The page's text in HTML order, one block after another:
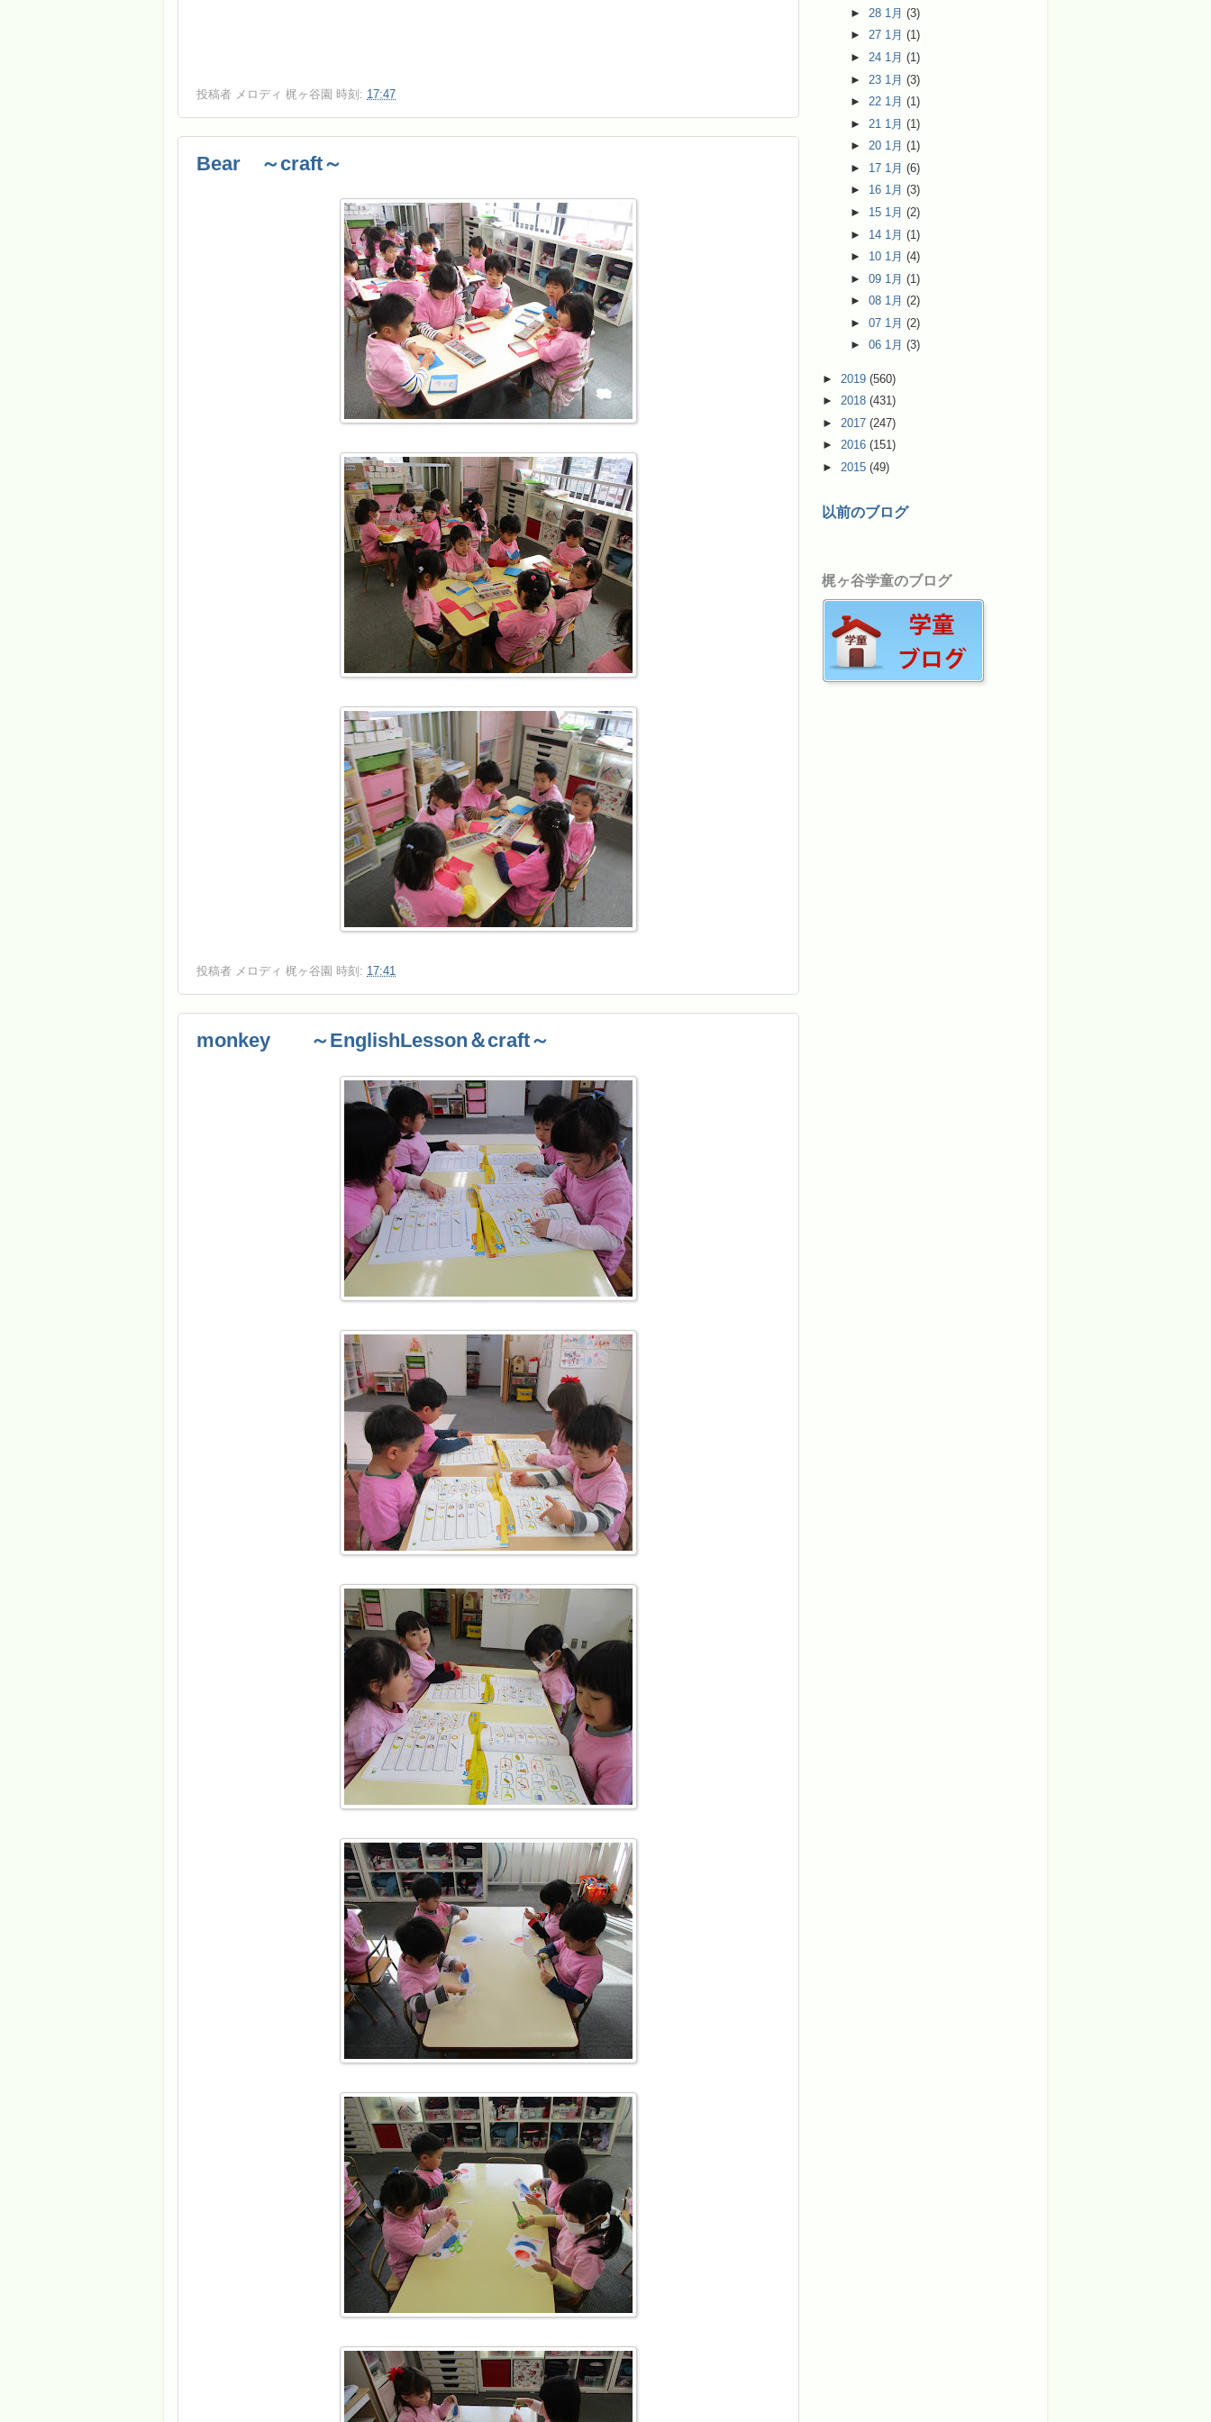
投稿者 メロディ 梶ヶ谷園 時刻: 17:47
Bear ～craft～
投稿者 メロディ 梶ヶ谷園 時刻: 17:41
monkey ～EnglishLesson＆craft～
► 28 1月 (3)
► 27 1月 (1)
► 24 1月 (1)
► 23 1月 (3)
► 22 1月 (1)
► 21 1月 (1)
► 20 1月 (1)
► 17 1月 (6)
► 16 1月 (3)
► 15 1月 (2)
► 14 1月 (1)
► 10 1月 (4)
► 09 1月 (1)
► 08 1月 (2)
► 07 1月 (2)
► 06 1月 (3)
► 2019 (560)
► 2018 (431)
► 2017 (247)
► 2016 (151)
► 2015 (49)
以前のブログ
梶ヶ谷学童のブログ